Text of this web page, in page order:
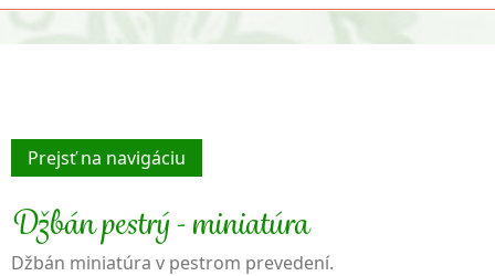
Prejsť na navigáciu
Džbán pestrý - miniatúra
Džbán miniatúra v pestrom prevedení.